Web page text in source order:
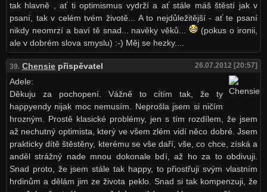
tak hlavně , ať ti optimismus vydrží a ať stále máš štěstí jak v
psaní, tak v celém tvém životě... A to nejdůležitější - ať te psaní
nikdy neomrzí a baví tě snad... navěky věků...
(pokus o ironii,
ale v dobrém slova smyslu) :-) Měj se hezky....
39. Chensiepřispěvatel 26.07.2012 [20:57]
Adele:
Děkuju za pochopení. Vážně to cítím tak, že ty
happyendy nijak moc nemusím. Neprošla jsem si ničím
hrozným. Prostě klasické problémy, jen s tím rozdílem, že jsem
až nechutný optimista, který ve všem zlém vidí něco dobré. Jsem
prakticky dítě štěstěny, kterému se vše daří, vše, co chce, získá a
anděl strážný nade mnou dokonale bdí, až ho za to obdivuji.
Snad proto, že jsem stále tak happy, to přiostřuji svým vlastním
hrdinům a dělám jim ze života peklo. Snad si tak kompenzuji, že